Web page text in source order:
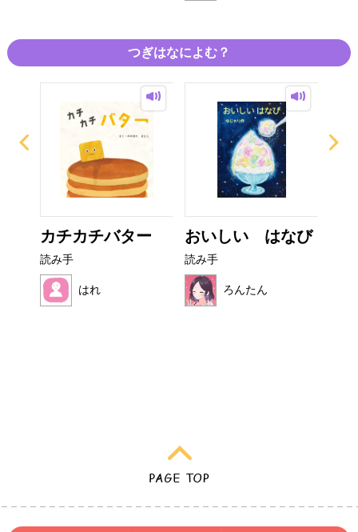
つぎはなによむ？
カチカチバター
読み手
はれ
おいしい はなび
読み手
ろんたん